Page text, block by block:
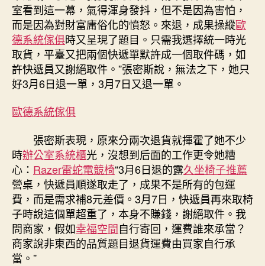
室看到這一幕，氣得渾身發抖，但不是因為害怕，
而是因為對財富庸俗化的憤怒。來退，成果操縱歐
德系統傢俱時又呈現了題目。只需我選擇統一時光
取貨，平臺又把兩個快遞單默許成一個取件碼，如
許快遞員又謝絕取件。”張密斯說，無法之下，她只
好3月6日退一單，3月7日又退一單。
歐德系統傢俱
張密斯表現，原來分兩次退貨就揮霍了她不少
時辦公室系統櫃光，沒想到后面的工作更令她糟
心： Razer雷蛇電競椅“3月6日退的露久坐椅子推薦
營桌，快遞員順遂取走了，成果不是所有的包運
費，而是需求補8元差價。3月7日，快遞員再來取椅
子時說這個單超重了，本身不賺錢，謝絕取件。我
問商家，假如幸福空間自行寄回，運費誰來承當？
商家說非東西的品質題目退貨運費由買家自行承
當。”